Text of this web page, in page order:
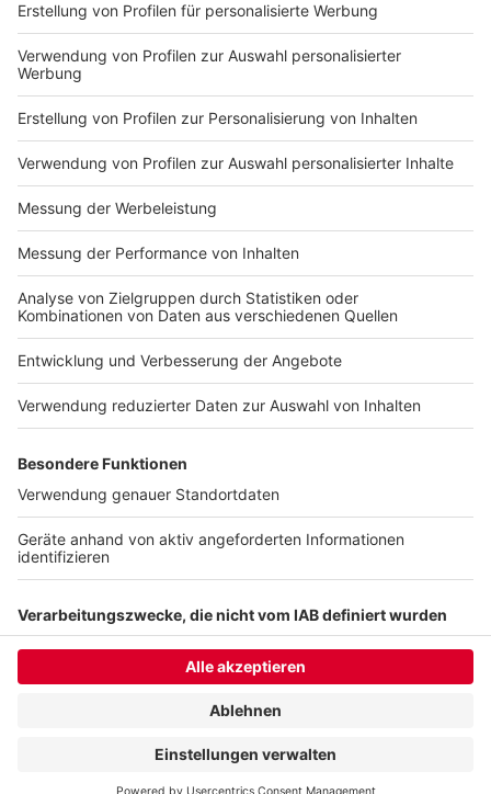
er uns täglich mit raffinierten Rezepten zum
Nachkochen oder Nachkochen lassen. Nelson nimmt
uns mit in seine Küche und weiht uns in die
Geheimnisse eines bekannten Profikochs ein. Der
Kitchen Club by Nelson Müller ist etwas für alle
Gourmets und Gourmüsen. Für alle von euch, die
wissen, dass Kardamom ein Gewürz ist und kein
Ersatzteil fürs Auto. Das ist "Foodtainment" der
Extraklasse. Feinste Küche, die man überall genießen
kann. Serviert in eurem Lieblingsradio. Bon Appetit -
schmeckt!"
Nelson Müller live erleben? Hier gibt es
Terminen.
Anzeige